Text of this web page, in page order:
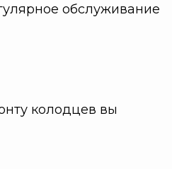
обслуживание
колодцев вы